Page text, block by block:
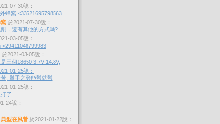
07-30說：
蜂窩 <33621695798563
窩於2021-07-30說：
，還有其他的方式嗎?
03-05說：
<29411048799983
於2021-03-05說：
三個18650 3.7V 14.8V,
01-25說：
, 舉手之勞能幫就幫
01-25說：
了
24說：
型在夙昔於2021-01-22說：